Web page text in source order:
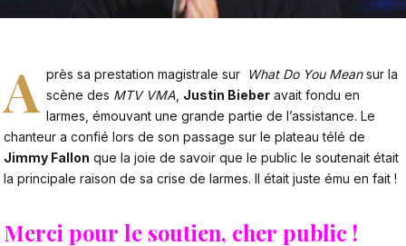
A près sa prestation magistrale sur What Do You Meansur la
scène des MTV VMA Justin Bieber avait fondu en
larmes, émouvant une grande partie de l’assistance. Le
chanteur a confié lors de son passage sur le plateau télé de
Jimmy Fallon que la joie de savoir que le public le soutenait était
la principale raison de sa crise de larmes. Il était juste ému en fait !
Merci pour le soutien, cher public !